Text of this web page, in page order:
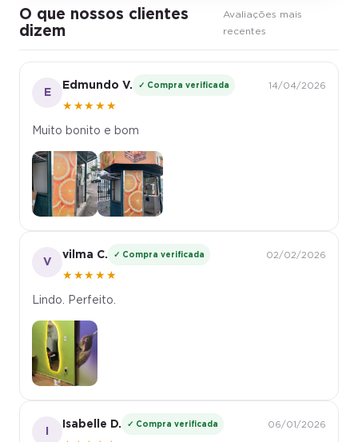
O que nossos clientes
dizem
Avaliações mais
recentes
E
Edmundo V. ✓ Compra verificada
★★★★★
14/04/2026
Muito bonito e bom
V
vilma C. ✓ Compra verificada
★★★★★
02/02/2026
Lindo. Perfeito.
I
Isabelle D. ✓ Compra verificada 06/01/2026